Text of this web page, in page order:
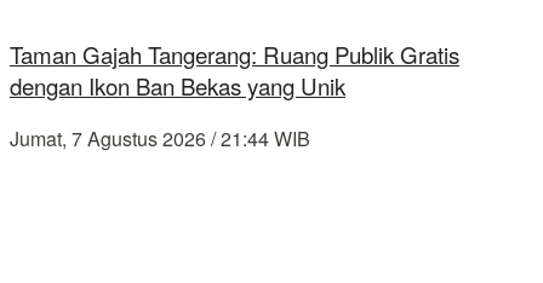
Taman Gajah Tangerang: Ruang Publik Gratis
dengan Ikon Ban Bekas yang Unik
Jumat, 7 Agustus 2026 / 21:44 WIB